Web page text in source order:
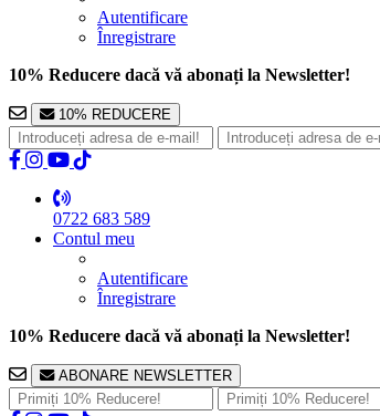
Autentificare
Înregistrare
10% Reducere dacă vă abonați la Newsletter!
10% REDUCERE
0722 683 589
Contul meu
Autentificare
Înregistrare
10% Reducere dacă vă abonați la Newsletter!
ABONARE NEWSLETTER